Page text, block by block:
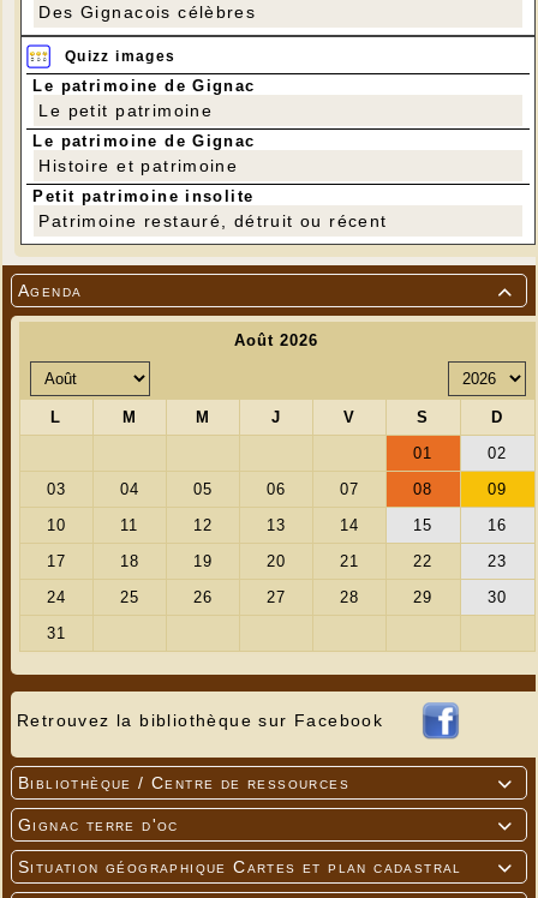

Agenda
Retrouvez la bibliothèque sur Facebook

Bibliothèque / Centre de ressources

Gignac terre d'oc

Situation géographique Cartes et plan cadastral
Des Gignacois célèbres
Quizz images
Le patrimoine de Gignac
Le petit patrimoine
Le patrimoine de Gignac
Histoire et patrimoine
Petit patrimoine insolite
Patrimoine restauré, détruit ou récent